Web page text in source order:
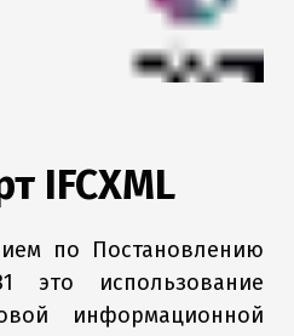
IFCXML
по Постановлению
это использование
информационной